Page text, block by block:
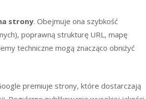
strony. Obejmuje ona szybkość
poprawną strukturę URL, mapę
techniczne mogą znacząco obniżyć
premiuje strony, które dostarczają